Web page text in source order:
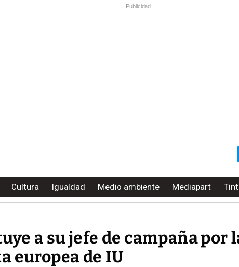
Publicidad
Cultura Igualdad Medio ambiente Mediapart
a su jefe de campaña por
europea de IU